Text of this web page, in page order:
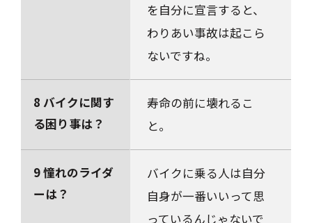
を自分に宣言すると、
わりあい事故は起こら
ないですね。
8 バイクに関す
る困り事は？
寿命の前に壊れるこ
と。
9 憧れのライダ
ーは？
バイクに乗る人は自分
自身が一番いいって思
っているんじゃないで